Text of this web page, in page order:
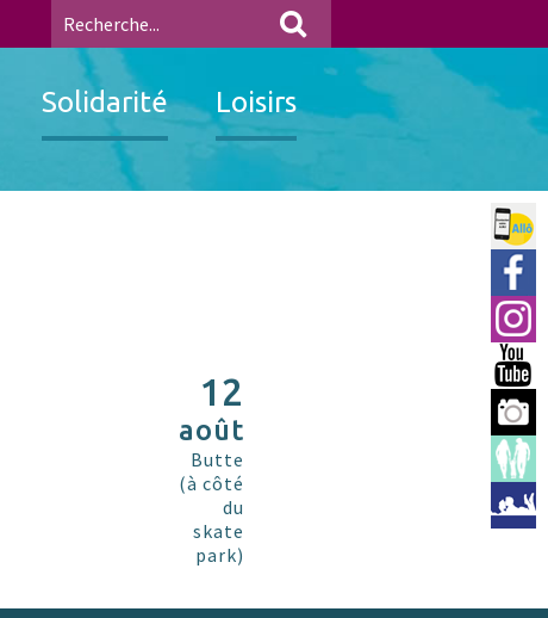
Solidarité Loisirs
Allo
Ville
You
12
août
Butte
(à côté
du
skate
park)